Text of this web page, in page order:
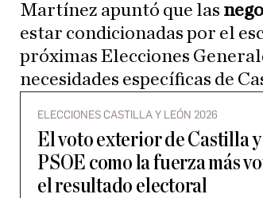
Martínez apuntó que las
estar condicionadas por el
próximas Elecciones
necesidades específicas de
ELECCIONES CASTILLA Y LEÓN 2026
El voto exterior de Castilla
PSOE como la fuerza más
el resultado electoral